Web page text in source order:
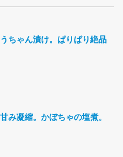
ちゃん漬け。ぱりぱり絶品。
み凝縮。かぼちゃの塩煮。